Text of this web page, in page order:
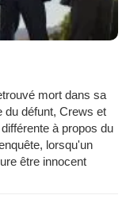
mort dans sa
du défunt, Crews et
à propos du
lorsqu'un
être innocent